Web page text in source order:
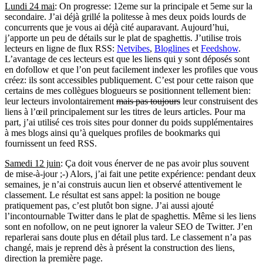
Lundi 24 mai: On progresse: 12eme sur la principale et 5eme sur la
secondaire. J’ai déjà grillé la politesse à mes deux poids lourds de
concurrents que je vous ai déjà cité auparavant. Aujourd’hui,
j’apporte un peu de détails sur le plat de spaghettis. J’utilise trois
lecteurs en ligne de flux RSS: Netvibes, Bloglines et Feedshow.
L’avantage de ces lecteurs est que les liens qui y sont déposés sont
en dofollow et que l’on peut facilement indexer les profiles que vous
créez: ils sont accessibles publiquement. C’est pour cette raison que
certains de mes collègues blogueurs se positionnent tellement bien:
leur lecteurs involontairement mais pas toujours leur construisent des
liens à l’œil principalement sur les titres de leurs articles. Pour ma
part, j’ai utilisé ces trois sites pour donner du poids supplémentaires
à mes blogs ainsi qu’à quelques profiles de bookmarks qui
fournissent un feed RSS.
Samedi 12 juin: Ça doit vous énerver de ne pas avoir plus souvent
de mise-à-jour ;-) Alors, j’ai fait une petite expérience: pendant deux
semaines, je n’ai construis aucun lien et observé attentivement le
classement. Le résultat est sans appel: la position ne bouge
pratiquement pas, c’est plutôt bon signe. J’ai aussi ajouté
l’incontournable Twitter dans le plat de spaghettis. Même si les liens
sont en nofollow, on ne peut ignorer la valeur SEO de Twitter. J’en
reparlerai sans doute plus en détail plus tard. Le classement n’a pas
changé, mais je reprend dès à présent la construction des liens,
direction la première page.